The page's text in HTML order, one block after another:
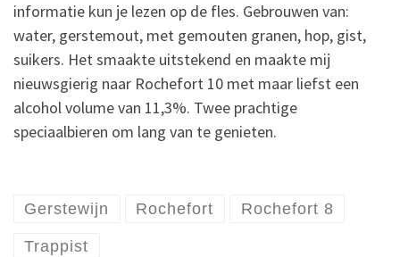
informatie kun je lezen op de fles. Gebrouwen van:
water, gerstemout, met gemouten granen, hop, gist,
suikers. Het smaakte uitstekend en maakte mij
nieuwsgierig naar Rochefort 10 met maar liefst een
alcohol volume van 11,3%. Twee prachtige
speciaalbieren om lang van te genieten.
Gerstewijn Rochefort Rochefort 8
Trappist